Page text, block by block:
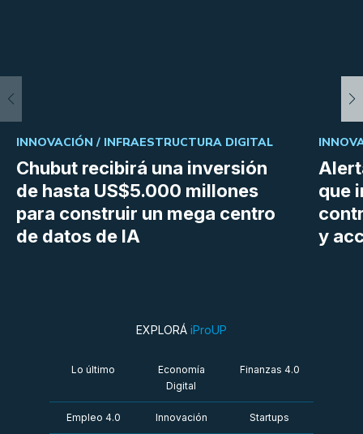
Chubut recibirá una inversión
de hasta US$5.000 millones
para construir un mega centro
de datos de IA
INNOVACIÓN / INFRAESTRUCTURA DIGITAL
que
y
EXPLORÁ iProUP
Lo último
Economía
Digital
Finanzas 4.0
Empleo 4.0 Innovación Startups